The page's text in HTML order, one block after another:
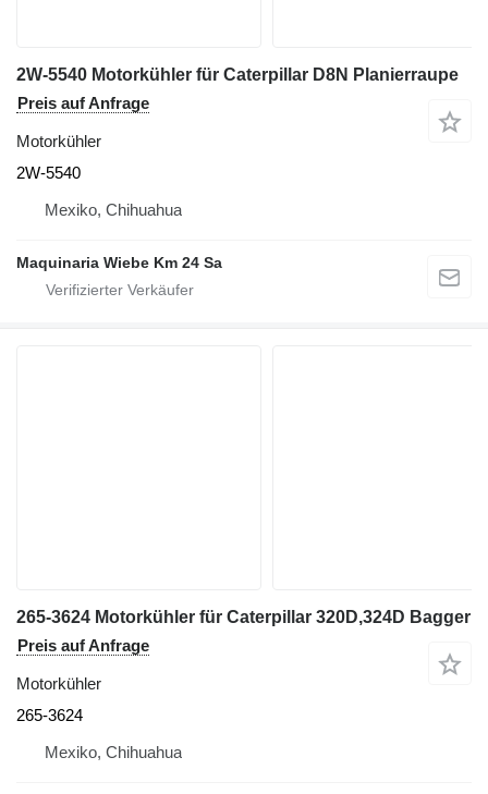
2W-5540 Motorkühler für Caterpillar D8N Planierraupe
Preis auf Anfrage
Motorkühler
2W-5540
Mexiko, Chihuahua
Maquinaria Wiebe Km 24 Sa
265-3624 Motorkühler für Caterpillar 320D,324D Bagger
Preis auf Anfrage
Motorkühler
265-3624
Mexiko, Chihuahua